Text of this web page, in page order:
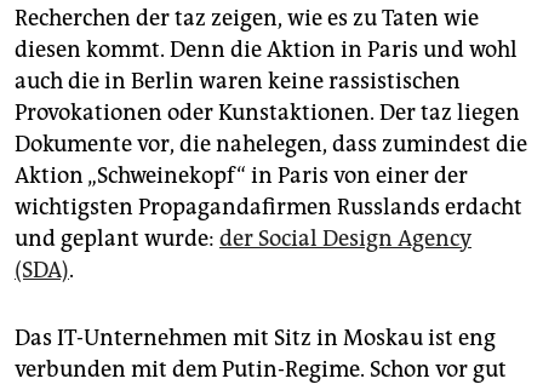
Recherchen der taz zeigen, wie es zu Taten wie
diesen kommt. Denn die Aktion in Paris und wohl
auch die in Berlin waren keine rassistischen
Provokationen oder Kunstaktionen. Der taz liegen
Dokumente vor, die nahelegen, dass zumindest die
Aktion „Schweinekopf“ in Paris von einer der
wichtigsten Propagandafirmen Russlands erdacht
und geplant wurde: der Social Design Agency
(SDA).
Das IT-Unternehmen mit Sitz in Moskau ist eng
verbunden mit dem Putin-Regime. Schon vor gut